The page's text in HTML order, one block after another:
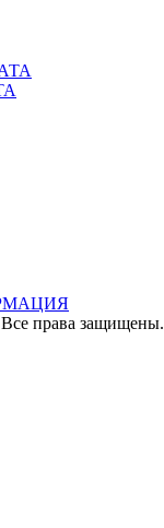
права защищены.